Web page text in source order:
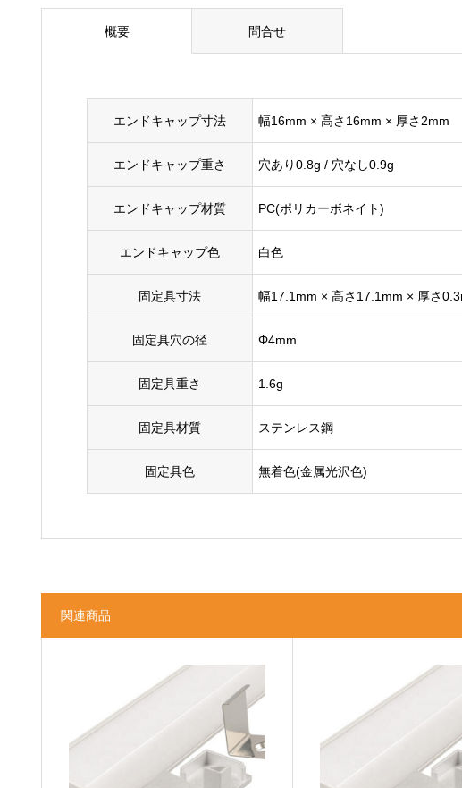
概要 問合せ
エンドキャップ寸法 幅16mm × 高さ16mm × 厚さ2mm
エンドキャップ重さ 穴あり0.8g / 穴なし0.9g
エンドキャップ材質 PC(ポリカーボネイト)
エンドキャップ色 白色
固定具寸法 幅17.1mm × 高さ17.1mm × 厚さ
固定具穴の径 Φ4mm
固定具重さ 1.6g
固定具材質 ステンレス鋼
固定具色 無着色(金属光沢色)
関連商品